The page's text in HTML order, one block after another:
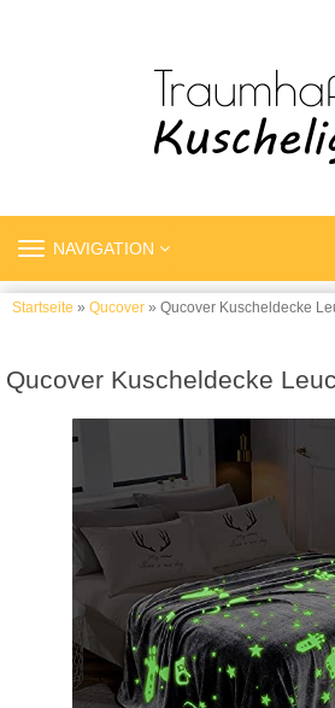
TOGGLE
NAVIGATION
Startseite » Qucover » Qucover Kuscheldecke
Qucover Kuscheldecke